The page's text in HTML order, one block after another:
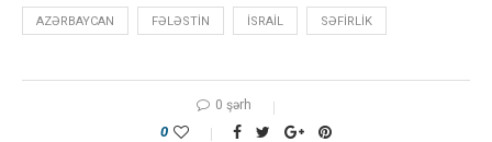
AZƏRBAYCAN FƏLƏSTIN ISRAIL SƏFIRLIK
0 şərh
0